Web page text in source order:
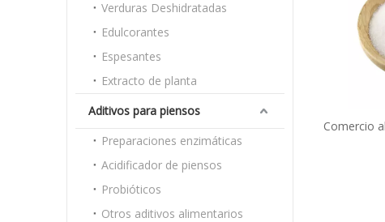
Verduras Deshidratadas
Edulcorantes
Espesantes
Extracto de planta
Aditivos para piensos
Preparaciones enzimáticas
Acidificador de piensos
Probióticos
Otros aditivos alimentarios
Comercio